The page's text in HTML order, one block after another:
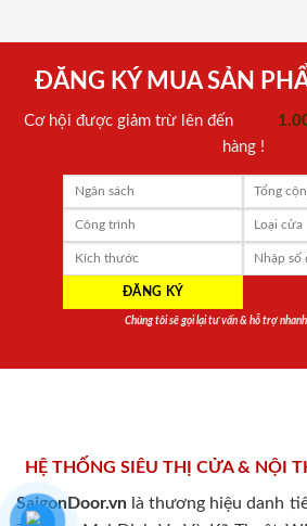
ĐĂNG KÝ MUA SẢN
Cơ hội được giảm trừ lên đến
hàng !
Chúng tôi sẽ gọi lại tư vấn & hỗ trợ
HỆ THỐNG SIÊU THỊ CỬA & NỘI
SaigonDoor.vn là thương hiệu danh